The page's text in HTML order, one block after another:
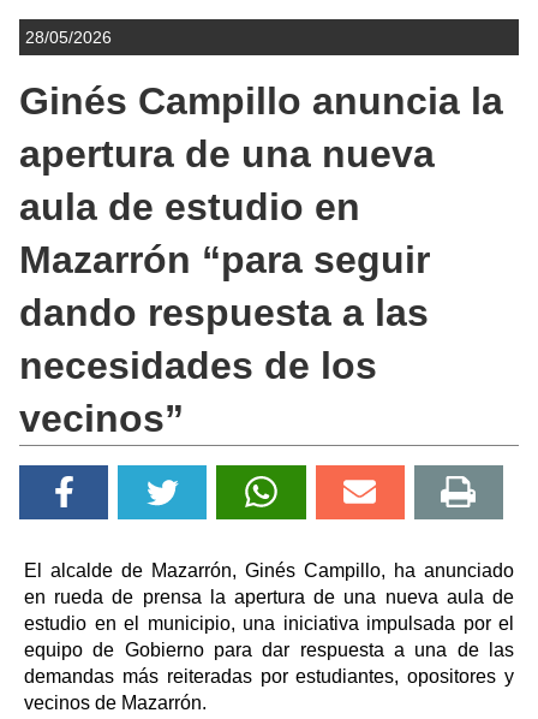
28/05/2026
Ginés Campillo anuncia la
apertura de una nueva
aula de estudio en
Mazarrón “para seguir
dando respuesta a las
necesidades de los
vecinos”
El alcalde de Mazarrón, Ginés Campillo, ha anunciado
en rueda de prensa la apertura de una nueva aula de
estudio en el municipio, una iniciativa impulsada por el
equipo de Gobierno para dar respuesta a una de las
demandas más reiteradas por estudiantes, opositores y
vecinos de Mazarrón.